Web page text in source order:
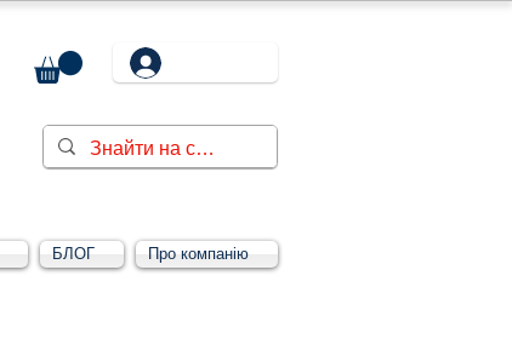
БЛОГ Про компанію